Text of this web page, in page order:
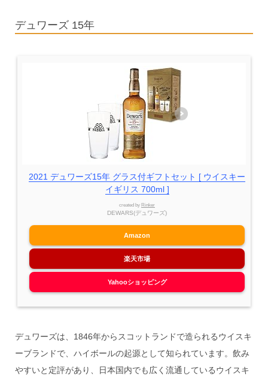
デュワーズ 15年
2021 デュワーズ15年 グラス付ギフトセット [ ウイスキー
イギリス 700ml ]
created by Rinker
DEWARS(デュワーズ)
Amazon
楽天市場
Yahooショッピング
デュワーズは、1846年からスコットランドで造られるウイスキ
ーブランドで、ハイボールの起源として知られています。飲み
やすいと定評があり、日本国内でも広く流通しているウイスキ